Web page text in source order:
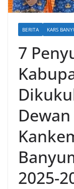
BERITA KARS
7
2025-